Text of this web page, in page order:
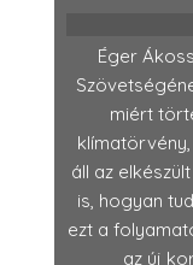
Éger
miért
áll az
is, hogyan
ezt a
az új